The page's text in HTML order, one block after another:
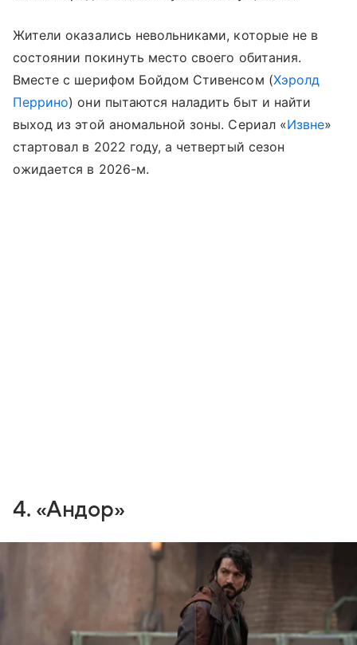
Жители оказались невольниками, которые не в
состоянии покинуть место своего обитания.
Вместе с шерифом Бойдом Стивенсом (Хэролд
Перрино) они пытаются наладить быт и найти
выход из этой аномальной зоны. Сериал «Извне»
стартовал в 2022 году, а четвертый сезон
ожидается в 2026-м.
4. «Андор»